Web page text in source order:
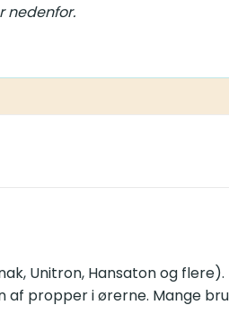
nedenfor.
Unitron, Hansaton og flere).
propper i ørerne. Mange